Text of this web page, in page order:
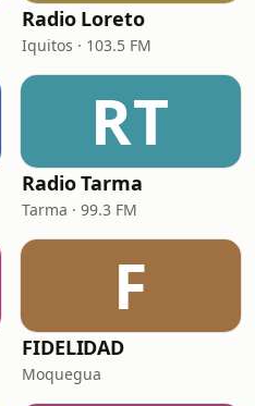
Radio Loreto
Iquitos · 103.5 FM
RT
Radio Tarma
Tarma · 99.3 FM
F
FIDELIDAD
Moquegua